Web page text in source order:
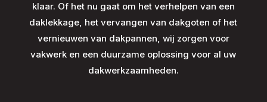
klaar. Of het nu gaat om het verhelpen van een
daklekkage, het vervangen van dakgoten of het
vernieuwen van dakpannen, wij zorgen voor
vakwerk en een duurzame oplossing voor al uw
dakwerkzaamheden.